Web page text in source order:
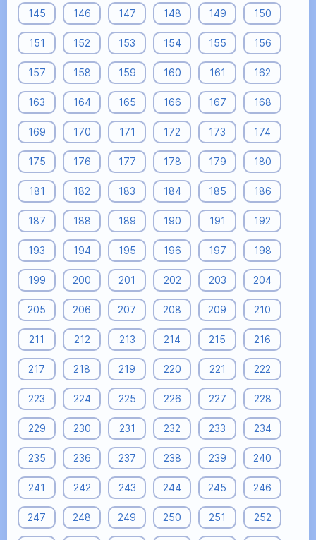
145 146 147 148 149 150
151 152 153 154 155 156
157 158 159 160 161 162
163 164 165 166 167 168
169 170 171 172 173 174
175 176 177 178 179 180
181 182 183 184 185 186
187 188 189 190 191 192
193 194 195 196 197 198
199 200 201 202 203 204
205 206 207 208 209 210
211 212 213 214 215 216
217 218 219 220 221 222
223 224 225 226 227 228
229 230 231 232 233 234
235 236 237 238 239 240
241 242 243 244 245 246
247 248 249 250 251 252